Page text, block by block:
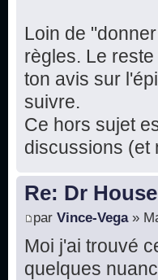
Loin de
règles. Le
ton avis sur
suivre.
Ce hors sujet
discussions (et
Re: Dr
par Vince-Vega»
Moi j'ai trouvé
quelques